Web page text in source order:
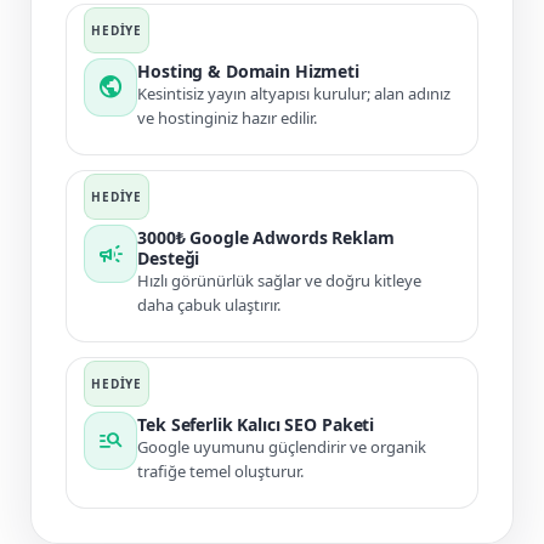
public
Hosting & Domain Hizmeti
Kesintisiz yayın altyapısı kurulur; alan adınız
ve hostinginiz hazır edilir.
campaign
3000₺ Google Adwords Reklam
Desteği
Hızlı görünürlük sağlar ve doğru kitleye
daha çabuk ulaştırır.
manage_search
Tek Seferlik Kalıcı SEO Paketi
Google uyumunu güçlendirir ve organik
trafiğe temel oluşturur.